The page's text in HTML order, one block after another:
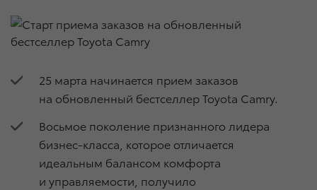
25 марта начинается прием заказов
на обновленный бестселлер Toyota Camry.
Восьмое поколение признанного лидера
бизнес-класса, которое отличается
идеальным балансом комфорта
и управляемости, получило